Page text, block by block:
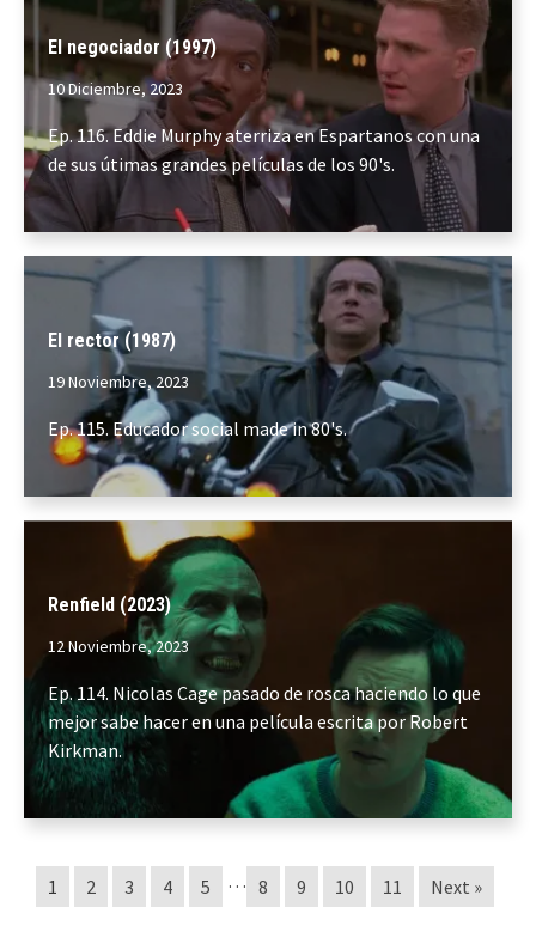
El negociador (1997)
10 Diciembre, 2023
Ep. 116. Eddie Murphy aterriza en Espartanos con una
de sus útimas grandes películas de los 90's.
El rector (1987)
19 Noviembre, 2023
Ep. 115. Educador social made in 80's.
Renfield (2023)
12 Noviembre, 2023
Ep. 114. Nicolas Cage pasado de rosca haciendo lo que
mejor sabe hacer en una película escrita por Robert
Kirkman.
1 2 3 4 5 … 8 9 10 11 Next »